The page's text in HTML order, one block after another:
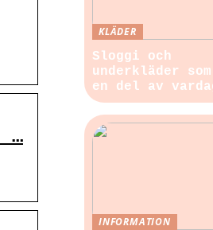
…
KLÄDER
Sloggi och
underkläder
en del av
INFORMATION